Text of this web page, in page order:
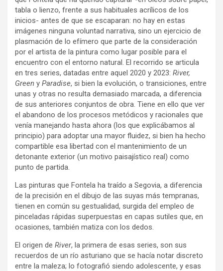
tabla o lienzo, frente a sus habituales acrílicos de los
inicios- antes de que se escaparan: no hay en estas
imágenes ninguna voluntad narrativa, sino un ejercicio de
plasmación de lo efímero que parte de la consideración
por el artista de la pintura como lugar posible para el
encuentro con el entorno natural. El recorrido se articula
en tres series, datadas entre aquel 2020 y 2023: River,
Green y Paradise, si bien la evolución, o transiciones, entre
unas y otras no resulta demasiado marcada, a diferencia
de sus anteriores conjuntos de obra. Tiene en ello que ver
el abandono de los procesos metódicos y racionales que
venía manejando hasta ahora (los que explicábamos al
principio) para adoptar una mayor fluidez, si bien ha hecho
compartible esa libertad con el mantenimiento de un
detonante exterior (un motivo paisajístico real) como
punto de partida.
Las pinturas que Fontela ha traído a Segovia, a diferencia
de la precisión en el dibujo de las suyas más tempranas,
tienen en común su gestualidad, surgida del empleo de
pinceladas rápidas superpuestas en capas sutiles que, en
ocasiones, también matiza con los dedos.
El origen de River, la primera de esas series, son sus
recuerdos de un río asturiano que se hacía notar discreto
entre la maleza; lo fotografió siendo adolescente, y esas